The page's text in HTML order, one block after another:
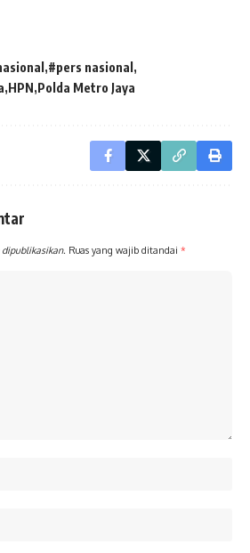
#pers nasional
HPN Polda Metro Jaya
Ruas yang wajib ditandai *